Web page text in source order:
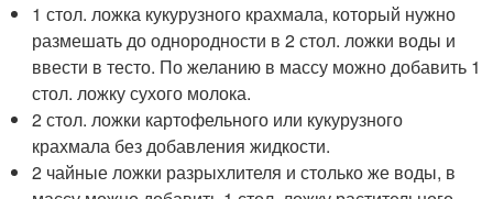
1 стол. ложка кукурузного крахмала, который нужно
размешать до однородности в 2 стол. ложки воды и
ввести в тесто. По желанию в массу можно добавить 1
стол. ложку сухого молока.
2 стол. ложки картофельного или кукурузного
крахмала без добавления жидкости.
2 чайные ложки разрыхлителя и столько же воды, в